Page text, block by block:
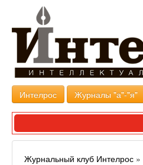
Интелрос Журналы "а"-"я"
Журнальный клуб Интелрос »